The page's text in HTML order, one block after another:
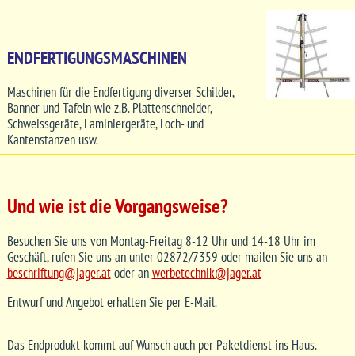
ENDFERTIGUNGSMASCHINEN
Maschinen für die Endfertigung diverser Schilder,
Banner und Tafeln wie z.B. Plattenschneider,
Schweissgeräte, Laminiergeräte, Loch- und
Kantenstanzen usw.
Und wie ist die Vorgangsweise?
Besuchen Sie uns von Montag-Freitag 8-12 Uhr und 14-18 Uhr im
Geschäft, rufen Sie uns an unter 02872/7359 oder mailen Sie uns an
beschriftung@jager.atoder anwerbetechnik@jager.at
Entwurf und Angebot erhalten Sie per E-Mail.
Das Endprodukt kommt auf Wunsch auch per Paketdienst ins Haus.